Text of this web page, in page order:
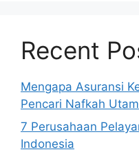
Recent
Mengapa Asuransi
Pencari Nafkah
7 Perusahaan
Indonesia